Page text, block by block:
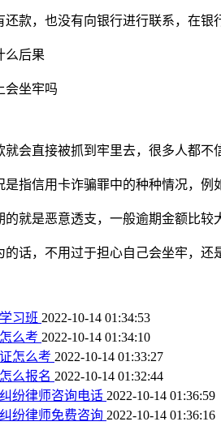
款，也没有向银行进行联系，在
么后果
会坐牢吗
会直接被抓到牢里去，很多人都不
指信用卡诈骗罪中的种种情况，
就是恶意透支，一般逾期金额比较
话，不用过于担心自己会坐牢，还
习班 2022-10-14 01:34:53
么考 2022-10-14 01:34:10
怎么考 2022-10-14 01:33:27
么报名 2022-10-14 01:32:44
纷律师咨询电话 2022-10-14 01:36:59
纷律师免费咨询 2022-10-14 01:36:16